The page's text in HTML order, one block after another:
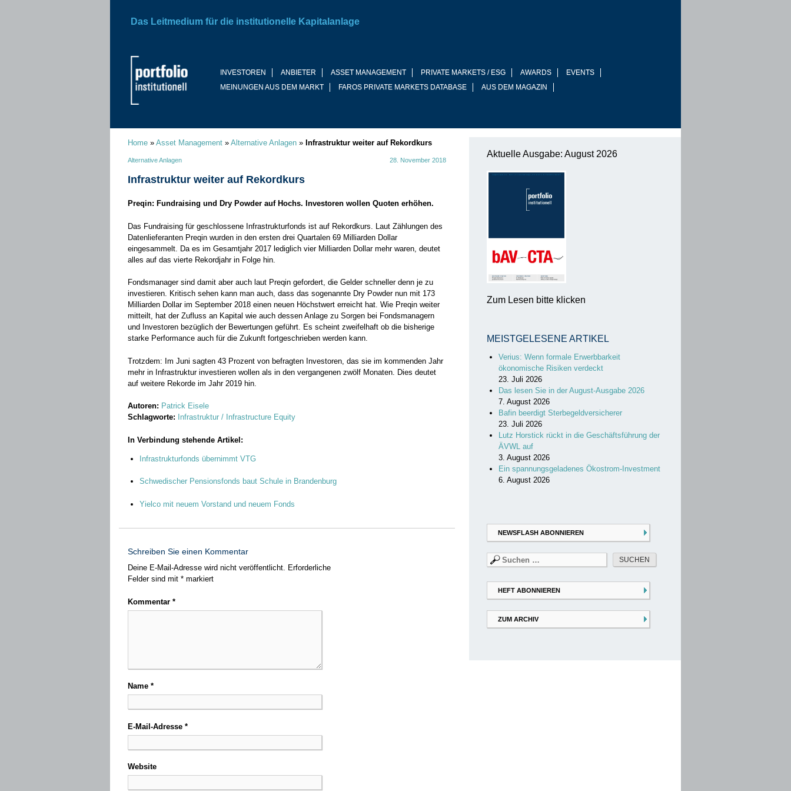
INVESTOREN ANBIETER ASSET MANAGEMENT PRIVATE MARKETS / ESG AWARDS
EVENTS
MEINUNGEN AUS DEM MARKT
FAROS PRIVATE MARKETS DATABASE AUS DEM MAGAZIN
Das Leitmedium für die institutionelle Kapitalanlage
Home » Asset Management » Alternative Anlagen » Infrastruktur weiter auf Rekordkurs
Alternative Anlagen 28. November 2018
Infrastruktur weiter auf Rekordkurs
Preqin: Fundraising und Dry Powder auf Hochs. Investoren wollen Quoten erhöhen.
Das Fundraising für geschlossene Infrastrukturfonds ist auf Rekordkurs. Laut Zählungen des
Datenlieferanten Preqin wurden in den ersten drei Quartalen 69 Milliarden Dollar
eingesammelt. Da es im Gesamtjahr 2017 lediglich vier Milliarden Dollar mehr waren, deutet
alles auf das vierte Rekordjahr in Folge hin.
Fondsmanager sind damit aber auch laut Preqin gefordert, die Gelder schneller denn je zu
investieren. Kritisch sehen kann man auch, dass das sogenannte Dry Powder nun mit 173
Milliarden Dollar im September 2018 einen neuen Höchstwert erreicht hat. Wie Preqin weiter
mitteilt, hat der Zufluss an Kapital wie auch dessen Anlage zu Sorgen bei Fondsmanagern
und Investoren bezüglich der Bewertungen geführt. Es scheint zweifelhaft ob die bisherige
starke Performance auch für die Zukunft fortgeschrieben werden kann.
Trotzdem: Im Juni sagten 43 Prozent von befragten Investoren, das sie im kommenden Jahr
mehr in Infrastruktur investieren wollen als in den vergangenen zwölf Monaten. Dies deutet
auf weitere Rekorde im Jahr 2019 hin.
Autoren: Patrick Eisele
Schlagworte:
Infrastruktur / Infrastructure Equity
In Verbindung stehende Artikel:
Infrastrukturfonds übernimmt VTG
Schwedischer Pensionsfonds baut Schule in Brandenburg
Yielco mit neuem Vorstand und neuem Fonds
Schreiben Sie einen Kommentar
Deine E-Mail-Adresse wird nicht veröffentlicht. Erforderliche
Felder sind mit * markiert
Kommentar *
Name *
E-Mail-Adresse *
Website
Aktuelle Ausgabe: August 2026
Zum Lesen bitte klicken
MEISTGELESENE ARTIKEL
Verius: Wenn formale Erwerbbarkeit
ökonomische Risiken verdeckt
23. Juli 2026
Das lesen Sie in der August-Ausgabe 2026
7. August 2026
Bafin beerdigt Sterbegeldversicherer
23. Juli 2026
Lutz Horstick rückt in die Geschäftsführung der
ÄVWL auf
3. August 2026
Ein spannungsgeladenes Ökostrom-Investment
6. August 2026
NEWSFLASH ABONNIEREN
Suchen
nach:
HEFT ABONNIEREN
ZUM ARCHIV